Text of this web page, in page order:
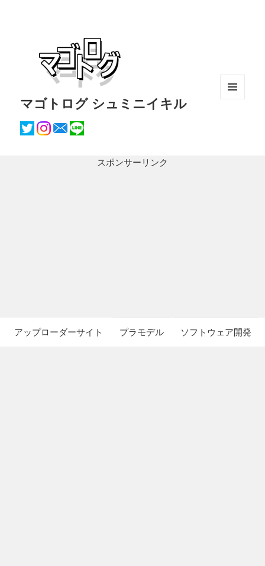
マゴトログ シュミニイキル
スポンサーリンク
アップローダーサイト プラモデル ソフトウェア開発